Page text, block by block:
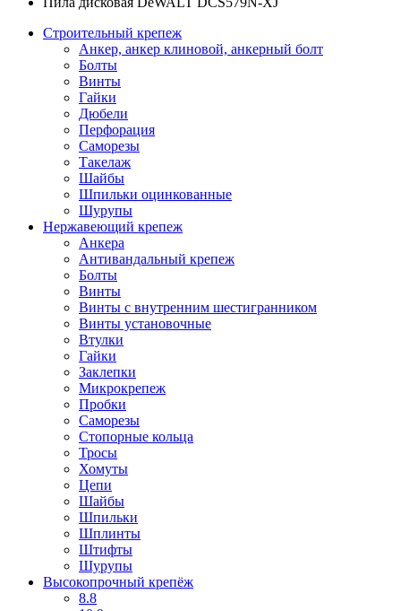
Строительный крепеж
Анкер, анкер клиновой, анкерный болт
Болты
Винты
Гайки
Дюбели
Перфорация
Саморезы
Такелаж
Шайбы
Шпильки оцинкованные
Шурупы
Нержавеющий крепеж
Анкера
Антивандальный крепеж
Болты
Винты
Винты с внутренним шестигранником
Винты установочные
Втулки
Гайки
Заклепки
Микрокрепеж
Пробки
Саморезы
Стопорные кольца
Тросы
Хомуты
Цепи
Шайбы
Шпильки
Шплинты
Штифты
Шурупы
Высокопрочный крепёж
8.8